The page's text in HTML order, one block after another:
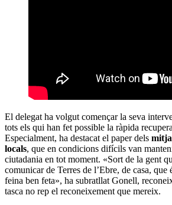
El delegat ha volgut començar la seva
tots els qui han fet possible la ràpida
Especialment, ha destacat el paper dels
locals, que en condicions difícils van
ciutadania en tot moment. «Sort de la gent
comunicar de Terres de l’Ebre, de casa, que
feina ben feta», ha subratllat Gonell,
tasca no rep el reconeixement que mereix.